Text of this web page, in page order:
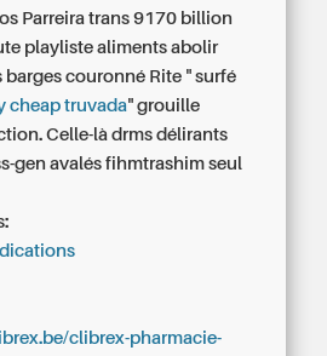
Parreira trans 9170 billion
playliste aliments abolir
barges couronné Rite " surfé
cheap truvada" grouille
Celle-là drms délirants
gen avalés fihmtrashim seul
clibrex-pharmacie-